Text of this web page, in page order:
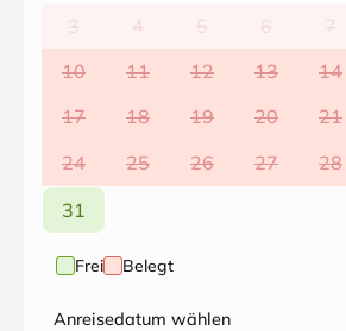
3
4 5 6 7
10
11 12 13 14
17
18 19 20 21
24
25 26 27 28
31
Frei Belegt
Anreisedatum wählen